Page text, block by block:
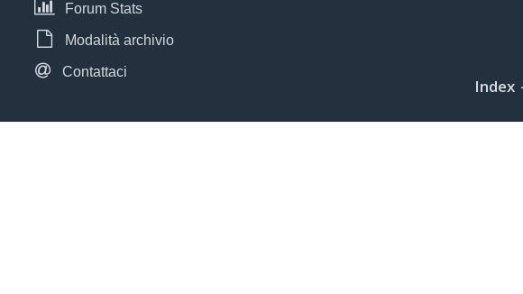
Forum Stats
Modalità archivio
Contattaci
Index